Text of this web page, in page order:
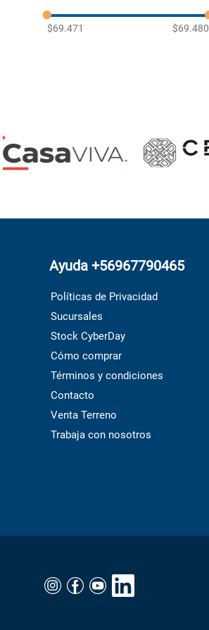
$69.471 $69.480
Ayuda +56967790465
Políticas de Privacidad
Sucursales
Stock CyberDay
Cómo comprar
Términos y condiciones
Contacto
Venta Terreno
Trabaja con nosotros